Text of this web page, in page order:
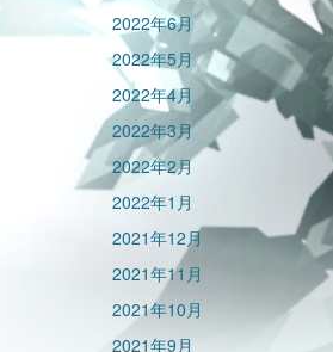
2022年6月
2022年5月
2022年4月
2022年3月
2022年2月
2022年1月
2021年12月
2021年11月
2021年10月
2021年9月